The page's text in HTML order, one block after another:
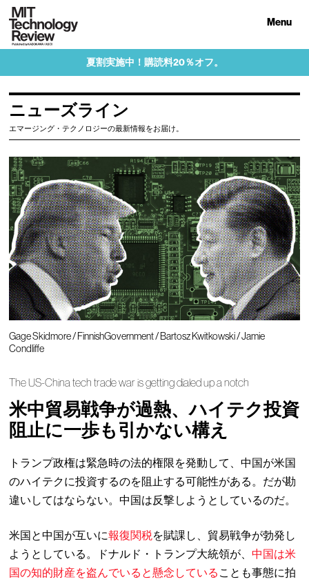
Menu
夏割実施中！購読料20％オフ。
ニューズライン
エマージング・テクノロジーの最新情報をお届け。
Gage Skidmore / FinnishGovernment / Bartosz Kwitkowski / Jamie
Condliffe
The US-China tech trade war is getting dialed up a notch
米中貿易戦争が過熱、ハイテク投資
阻止に一歩も引かない構え
トランプ政権は緊急時の法的権限を発動して、中国が米国
のハイテクに投資するのを阻止する可能性がある。だが勘
違いしてはならない。中国は反撃しようとしているのだ。
米国と中国が互いに報復関税を賦課し、貿易戦争が勃発し
ようとしている。ドナルド・トランプ大統領が、中国は米
国の知的財産を盗んでいると懸念している ことも事態に拍